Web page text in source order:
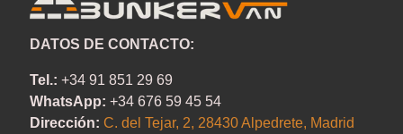
DATOS DE CONTACTO:
Tel.: +34 91 851 29 69
WhatsApp: +34 676 59 45 54
Dirección: C. del Tejar, 2, 28430 Alpedrete, Madrid